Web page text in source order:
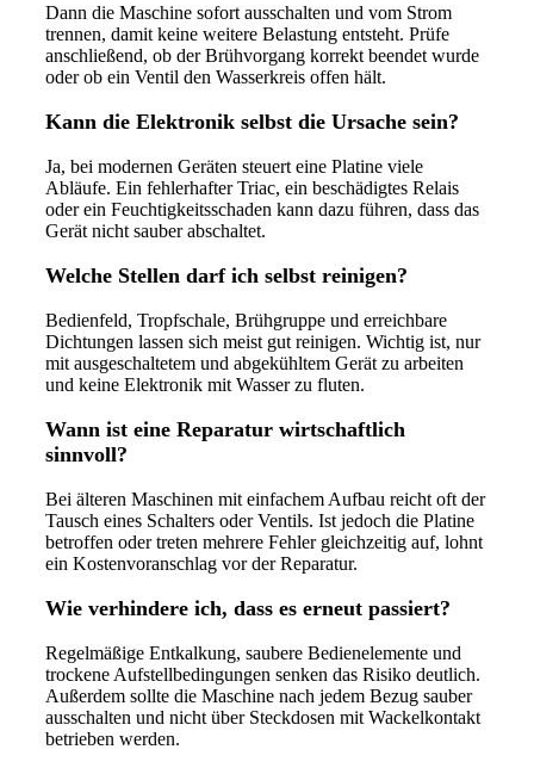
Dann die Maschine sofort ausschalten und vom Strom
trennen, damit keine weitere Belastung entsteht. Prüfe
anschließend, ob der Brühvorgang korrekt beendet wurde
oder ob ein Ventil den Wasserkreis offen hält.
Kann die Elektronik selbst die Ursache sein?
Ja, bei modernen Geräten steuert eine Platine viele
Abläufe. Ein fehlerhafter Triac, ein beschädigtes Relais
oder ein Feuchtigkeitsschaden kann dazu führen, dass das
Gerät nicht sauber abschaltet.
Welche Stellen darf ich selbst reinigen?
Bedienfeld, Tropfschale, Brühgruppe und erreichbare
Dichtungen lassen sich meist gut reinigen. Wichtig ist, nur
mit ausgeschaltetem und abgekühltem Gerät zu arbeiten
und keine Elektronik mit Wasser zu fluten.
Wann ist eine Reparatur wirtschaftlich
sinnvoll?
Bei älteren Maschinen mit einfachem Aufbau reicht oft der
Tausch eines Schalters oder Ventils. Ist jedoch die Platine
betroffen oder treten mehrere Fehler gleichzeitig auf, lohnt
ein Kostenvoranschlag vor der Reparatur.
Wie verhindere ich, dass es erneut passiert?
Regelmäßige Entkalkung, saubere Bedienelemente und
trockene Aufstellbedingungen senken das Risiko deutlich.
Außerdem sollte die Maschine nach jedem Bezug sauber
ausschalten und nicht über Steckdosen mit Wackelkontakt
betrieben werden.